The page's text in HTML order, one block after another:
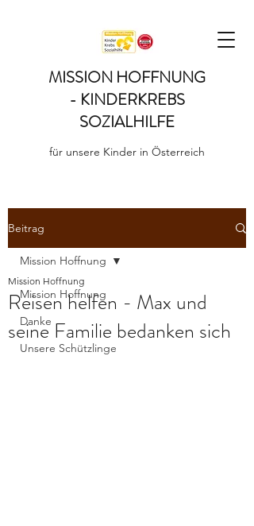
MISSION HOFFNUNG
- KINDERKREBS
SOZIALHILFE
für unsere Kinder in Österreich
Beitrag
Mission Hoffnung
Danke
Unsere Schützlinge
Mission Hoffnung
Reisen helfen - Max und
seine Familie bedanken sich
Mission Hoffnung